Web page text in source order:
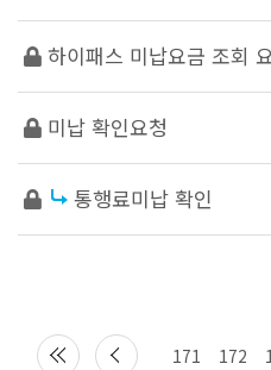
하이패스 미납요금 조회
미납 확인요청
통행료미납 확인
171 172